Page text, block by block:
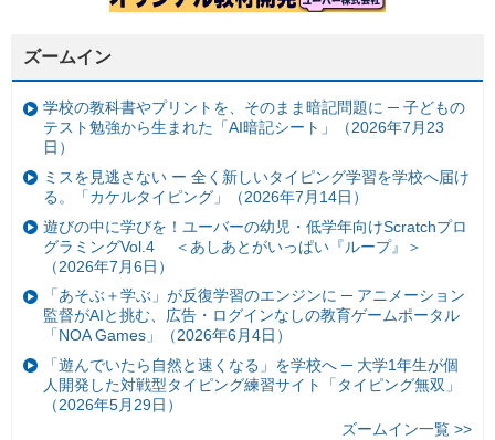
ズームイン
学校の教科書やプリントを、そのまま暗記問題に ─ 子どもの
テスト勉強から生まれた「AI暗記シート」（2026年7月23
日）
ミスを見逃さない ー 全く新しいタイピング学習を学校へ届け
る。「カケルタイピング」（2026年7月14日）
遊びの中に学びを！ユーバーの幼児・低学年向けScratchプロ
グラミングVol.4 ＜あしあとがいっぱい『ループ』＞
（2026年7月6日）
「あそぶ＋学ぶ」が反復学習のエンジンに ─ アニメーション
監督がAIと挑む、広告・ログインなしの教育ゲームポータル
「NOA Games」（2026年6月4日）
「遊んでいたら自然と速くなる」を学校へ ─ 大学1年生が個
人開発した対戦型タイピング練習サイト「タイピング無双」
（2026年5月29日）
ズームイン一覧 >>